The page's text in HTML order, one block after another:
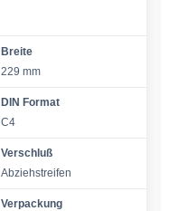
Breite
229 mm
DIN Format
C4
Verschluß
Abziehstreifen
Verpackung